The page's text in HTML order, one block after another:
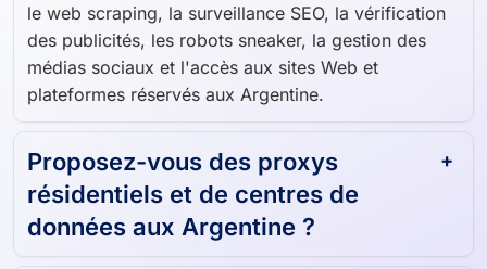
le web scraping, la surveillance SEO, la vérification
des publicités, les robots sneaker, la gestion des
médias sociaux et l'accès aux sites Web et
plateformes réservés aux Argentine.
Proposez-vous des proxys
résidentiels et de centres de
données aux Argentine ?